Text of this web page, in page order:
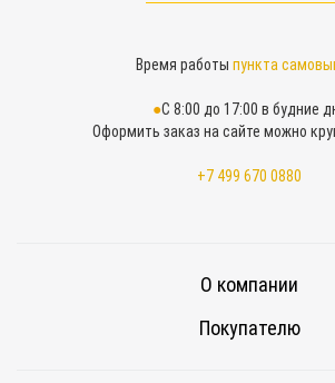
Время работы пункта
С 8:00 до 17:00 в будние
Оформить заказ на сайте можно
+7 499 670 0880
О компании
Покупателю